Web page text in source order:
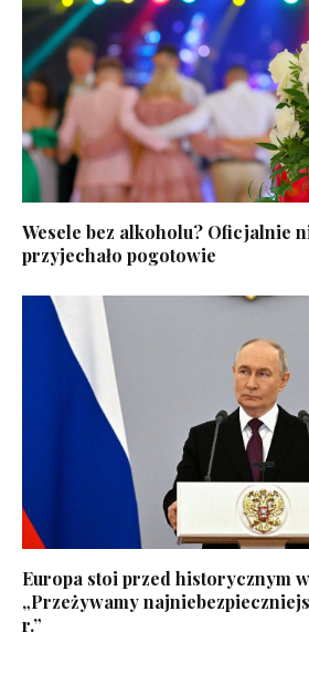
Wesele bez alkoholu? Oficjalnie
przyjechało pogotowie
Europa stoi przed historycznym
„Przeżywamy
r.”